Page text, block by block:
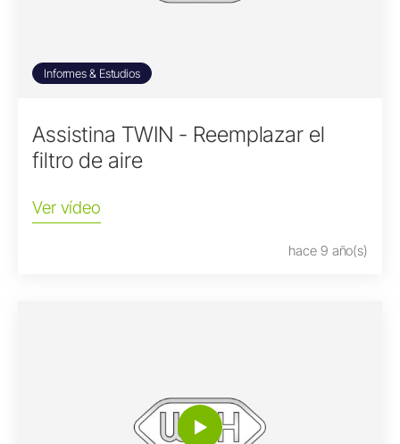
Informes & Estudios
Assistina TWIN - Reemplazar el
filtro de aire
Ver vídeo
hace 9 año(s)